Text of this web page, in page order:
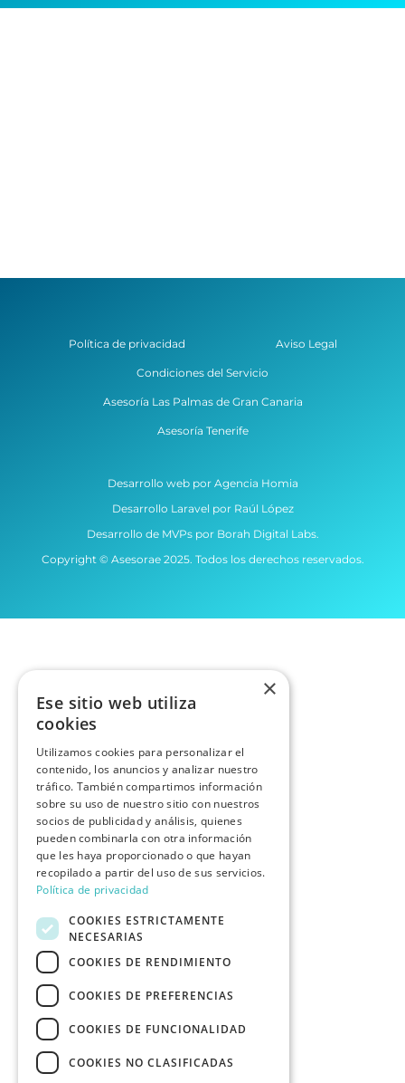
Política de privacidad Aviso Legal
Condiciones del Servicio
Asesoría Las Palmas de Gran Canaria
Asesoría Tenerife
Desarrollo web por Agencia Homia
Desarrollo Laravel por Raúl López
Desarrollo de MVPs por Borah Digital Labs.
Copyright © Asesorae 2025. Todos los derechos reservados.
×
Ese sitio web utiliza
cookies
Utilizamos cookies para personalizar el
contenido, los anuncios y analizar nuestro
tráfico. También compartimos información
sobre su uso de nuestro sitio con nuestros
socios de publicidad y análisis, quienes
pueden combinarla con otra información
que les haya proporcionado o que hayan
recopilado a partir del uso de sus servicios.
Política de privacidad
COOKIES ESTRICTAMENTE
NECESARIAS
COOKIES DE RENDIMIENTO
COOKIES DE PREFERENCIAS
COOKIES DE FUNCIONALIDAD
COOKIES NO CLASIFICADAS